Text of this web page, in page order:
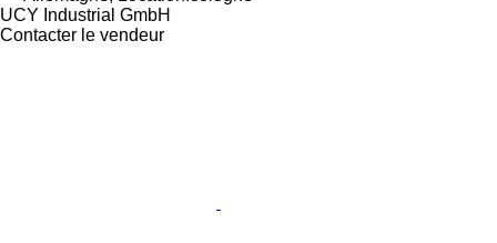
UCY Industrial GmbH
Contacter le vendeur